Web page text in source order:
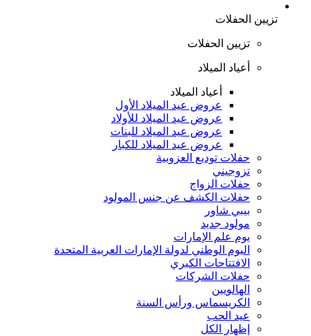
تزيين الحفلات
تزيين الحفلات
أعياد الميلاد
أعياد الميلاد
عروض عيد الميلاد الأول
عروض عيد الميلاد للأولاد
عروض عيد الميلاد للبنات
عروض عيد الميلاد للكبار
حفلات توديع العزوبية
تزوجيني
حفلات الزواج
حفلات الكشف عن جنس المولود
بيبي شاور
مولود جديد
يوم علم الإمارات
اليوم الوطني لدولة الإمارات العربية المتحدة
الافتتاحات الكبري
حفلات الشركات
الهالويين
الكريسماس ورأس السنة
عيد الحب
إظهار الكل